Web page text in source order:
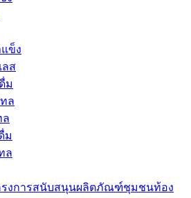
ข็ง
ลส
ม
ล
ล
ม
ล
ครงการสนับสนุนผลิตภัณฑ์ชุมชนท้อง